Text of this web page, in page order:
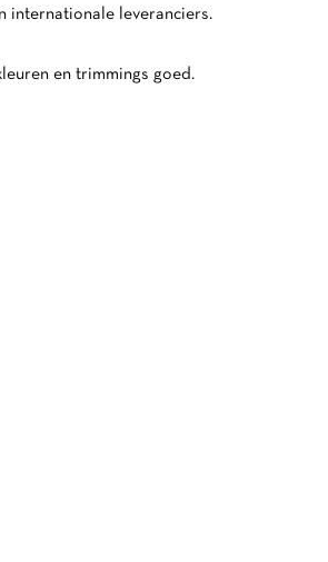
internationale leveranciers.
en trimmings goed.